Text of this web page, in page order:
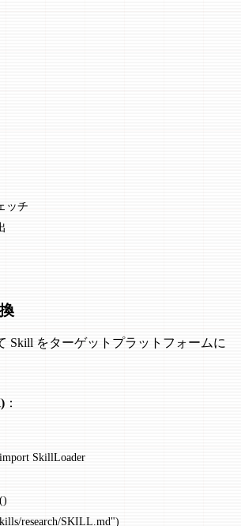
ッチ
Skill をターゲットプラットフォームに
：
import SkillLoader
research/SKILL.md")